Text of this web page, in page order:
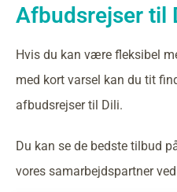
Afbudsrejser til
Hvis du kan være fleksibel
med kort varsel kan du tit
afbudsrejser til Dili.
Du kan se de bedste tilbud
vores samarbejdspartner